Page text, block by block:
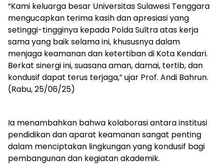
“Kami keluarga besar Universitas Sulawesi Tenggara
mengucapkan terima kasih dan apresiasi yang
setinggi-tingginya kepada Polda Sultra atas kerja
sama yang baik selama ini, khususnya dalam
menjaga keamanan dan ketertiban di Kota Kendari.
Berkat sinergi ini, suasana aman, damai, tertib, dan
kondusif dapat terus terjaga,” ujar Prof. Andi Bahrun.
(Rabu, 25/06/25)
Ia menambahkan bahwa kolaborasi antara institusi
pendidikan dan aparat keamanan sangat penting
dalam menciptakan lingkungan yang kondusif bagi
pembangunan dan kegiatan akademik.